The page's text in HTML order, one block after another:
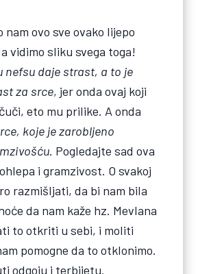
nam ovo sve ovako lijepo
vidimo sliku svega toga!
nefsu daje strast, a to je
za srce, jer onda ovaj koji
eto mu prilike. A onda
koje je zarobljeno
. Pogledajte sad ova
i gramzivost. O svakoj
razmišljati, da bi nam bila
da nam kaže hz. Mevlana
to otkriti u sebi, i moliti
pomogne da to otklonimo.
odgoju i terbijetu.